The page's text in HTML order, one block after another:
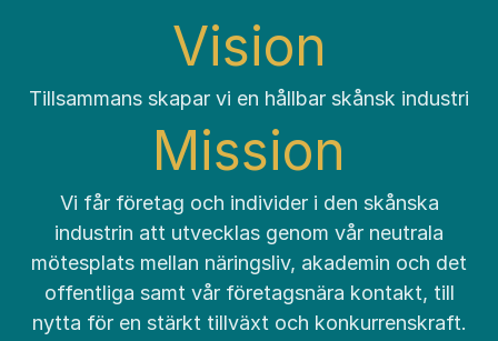
Vision
Tillsammans skapar vi en hållbar skånsk industri
Mission
Vi får företag och individer i den skånska
industrin att utvecklas genom vår neutrala
mötesplats mellan näringsliv, akademin och det
offentliga samt vår företagsnära kontakt, till
nytta för en stärkt tillväxt och konkurrenskraft.